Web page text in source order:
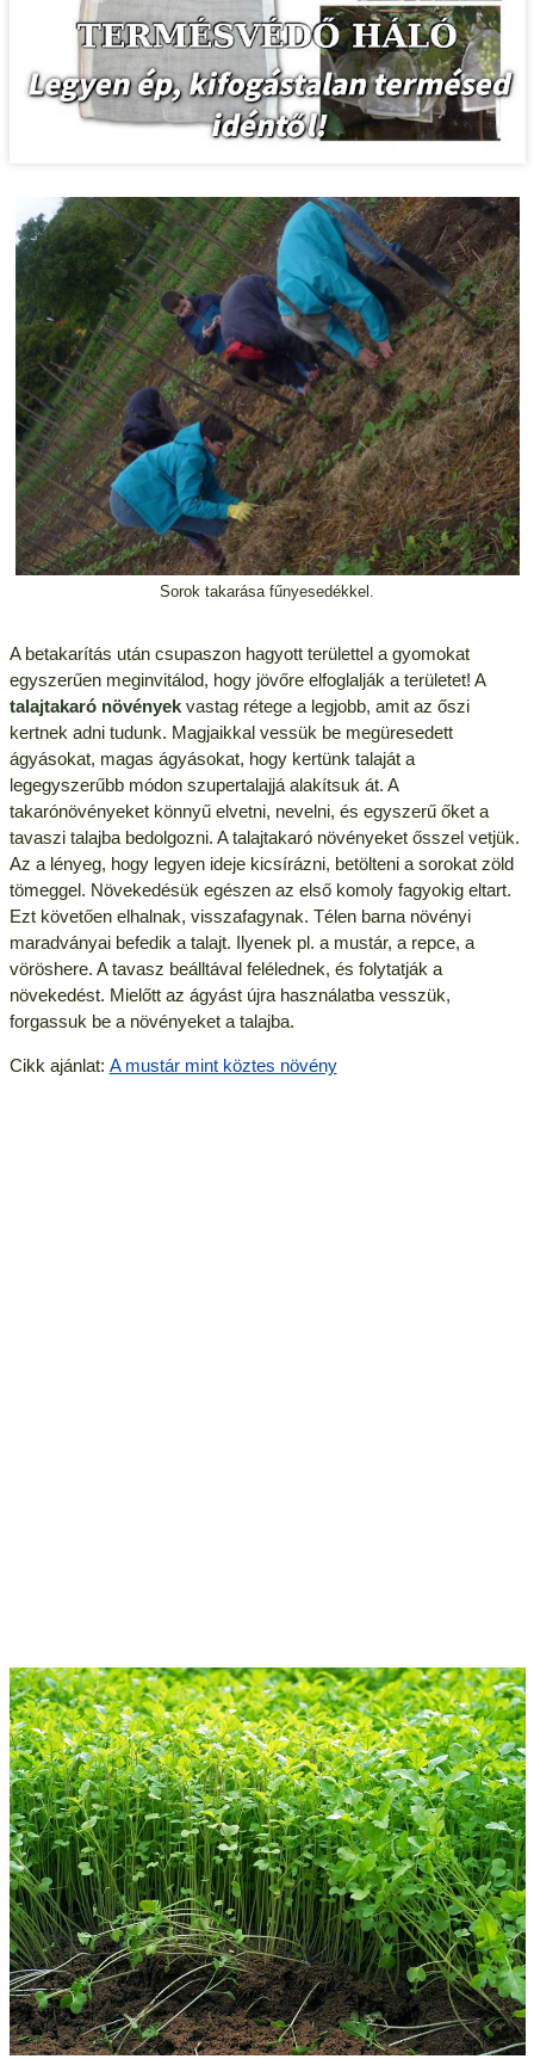
Sorok takarása fűnyesedékkel.
A betakarítás után csupaszon hagyott területtel a gyomokat
egyszerűen meginvitálod, hogy jövőre elfoglalják a területet! A
talajtakaró növényekvastag rétege a legjobb, amit az őszi
kertnek adni tudunk. Magjaikkal vessük be megüresedett
ágyásokat, magas ágyásokat, hogy kertünk talaját a
legegyszerűbb módon szupertalajjá alakítsuk át. A
takarónövényeket könnyű elvetni, nevelni, és egyszerű őket a
tavaszi talajba bedolgozni. A talajtakaró növényeket ősszel vetjük.
Az a lényeg, hogy legyen ideje kicsírázni, betölteni a sorokat zöld
tömeggel. Növekedésük egészen az első komoly fagyokig eltart.
Ezt követően elhalnak, visszafagynak. Télen barna növényi
maradványai befedik a talajt. Ilyenek pl. a mustár, a repce, a
vöröshere. A tavasz beálltával felélednek, és folytatják a
növekedést. Mielőtt az ágyást újra használatba vesszük,
forgassuk be a növényeket a talajba.
Cikk ajánlat: A mustár mint köztes növény